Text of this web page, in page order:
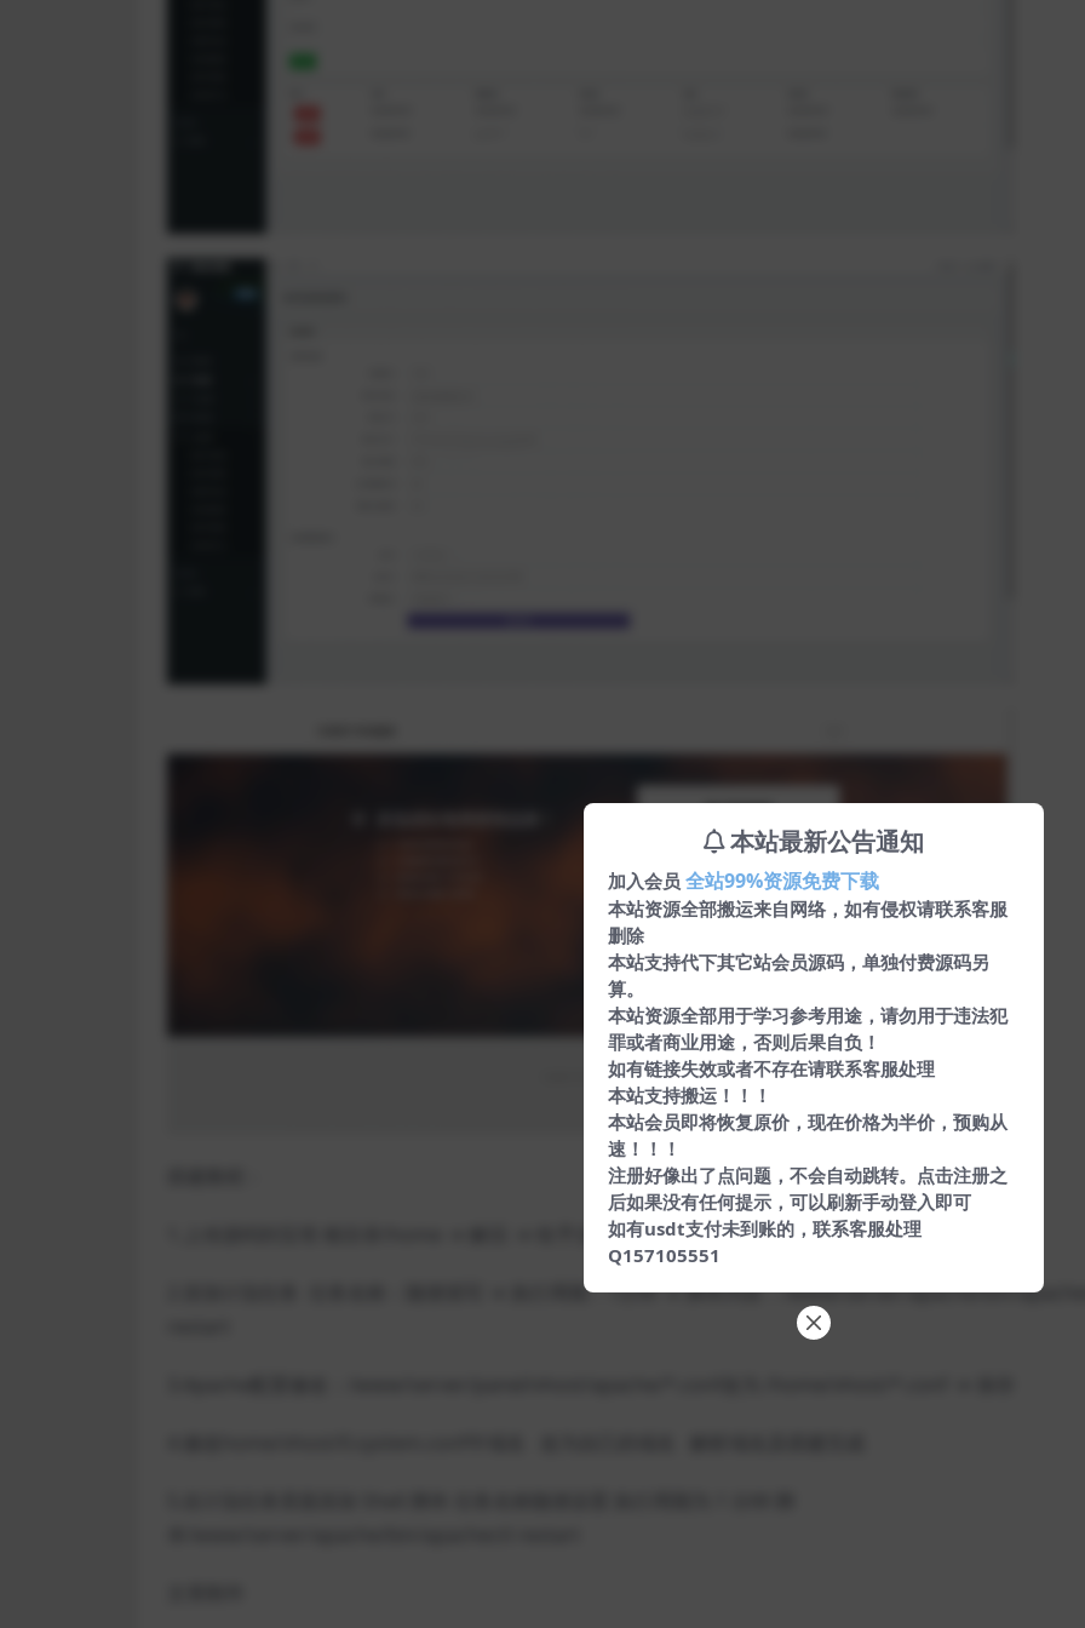
1.上传源码到宝塔 根目录/home → 解压 → 给予文件全部777权限
2.添加计划任务 任务名称：随便填写 → 执行周期：1分钟 → 脚本内容：/www/server/apache/bin/
本站最新公告通知
加入会员 全站99%资源免费下载
本站资源全部搬运来自网络，如有侵权请联系客服
删除
本站支持代下其它站会员源码，单独付费源码另
算。
本站资源全部用于学习参考用途，请勿用于违法犯
罪或者商业用途，否则后果自负！
如有链接失效或者不存在请联系客服处理
本站支持搬运！！！
本站会员即将恢复原价，现在价格为半价，预购从
速！！！
注册好像出了点问题，不会自动跳转。点击注册之
后如果没有任何提示，可以刷新手动登入即可
如有usdt支付未到账的，联系客服处理
Q157105551